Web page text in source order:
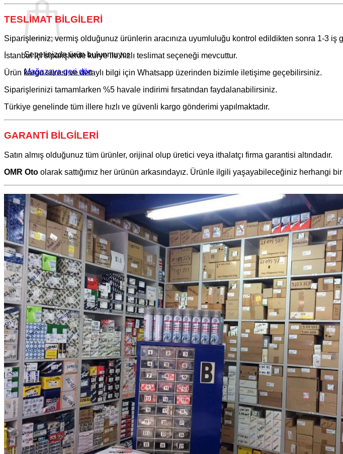
Sepetinizde ürün bulunmuyor.
Mağazaya geri dön
TESLİMAT BİLGİLERİ
Siparişleriniz; vermiş olduğunuz ürünlerin aracınıza uyumluluğu kontrol edildikten sonra 1-3
İstanbul içi siparişlerde kurye ile hızlı teslimat seçeneği mevcuttur.
Ürün kargo süresi ve detaylı bilgi için Whatsapp üzerinden bizimle iletişime geçebilirsiniz.
Siparişlerinizi tamamlarken %5 havale indirimi fırsatından faydalanabilirsiniz.
Türkiye genelinde tüm illere hızlı ve güvenli kargo gönderimi yapılmaktadır.
GARANTİ BİLGİLERİ
Satın almış olduğunuz tüm ürünler, orijinal olup üretici veya ithalatçı firma garantisi altındadır.
OMR Oto olarak sattığımız her ürünün arkasındayız. Ürünle ilgili yaşayabileceğiniz herhangi